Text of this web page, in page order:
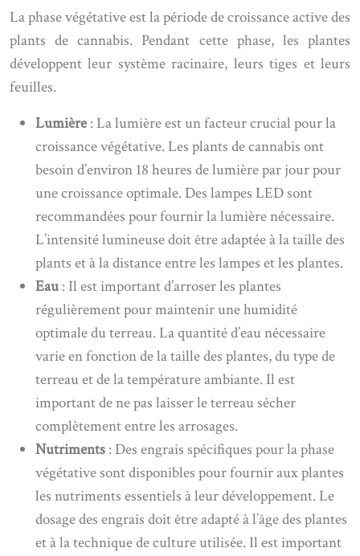
La phase végétative est la période de croissance active des
plants de cannabis. Pendant cette phase, les plantes
développent leur système racinaire, leurs tiges et leurs
feuilles.
Lumière: La lumière est un facteur crucial pour la
croissance végétative. Les plants de cannabis ont
besoin d’environ 18 heures de lumière par jour pour
une croissance optimale. Des lampes LED sont
recommandées pour fournir la lumière nécessaire.
L’intensité lumineuse doit être adaptée à la taille des
plants et à la distance entre les lampes et les plantes.
Eau : Il est important d’arroser les plantes
régulièrement pour maintenir une humidité
optimale du terreau. La quantité d’eau nécessaire
varie en fonction de la taille des plantes, du type de
terreau et de la température ambiante. Il est
important de ne pas laisser le terreau sécher
complètement entre les arrosages.
Nutriments : Des engrais spécifiques pour la phase
végétative sont disponibles pour fournir aux plantes
les nutriments essentiels à leur développement. Le
dosage des engrais doit être adapté à l’âge des plantes
et à la technique de culture utilisée. Il est important